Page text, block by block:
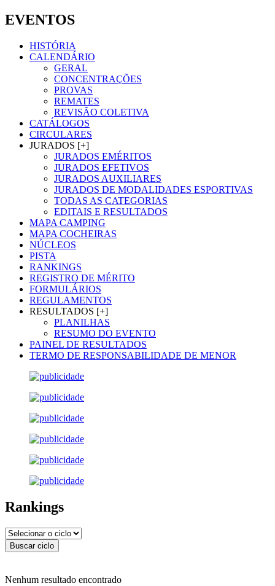
EVENTOS
HISTÓRIA
CALENDÁRIO
GERAL
CONCENTRAÇÕES
PROVAS
REMATES
REVISÃO COLETIVA
CATÁLOGOS
CIRCULARES
JURADOS [+]
JURADOS EMÉRITOS
JURADOS EFETIVOS
JURADOS AUXILIARES
JURADOS DE MODALIDADES ESPORTIVAS
TODAS AS CATEGORIAS
EDITAIS E RESULTADOS
MAPA CAMPING
MAPA COCHEIRAS
NÚCLEOS
PISTA
RANKINGS
REGISTRO DE MÉRITO
FORMULÁRIOS
REGULAMENTOS
RESULTADOS [+]
PLANILHAS
RESUMO DO EVENTO
PAINEL DE RESULTADOS
TERMO DE RESPONSABILIDADE DE MENOR
Rankings
Nenhum resultado encontrado